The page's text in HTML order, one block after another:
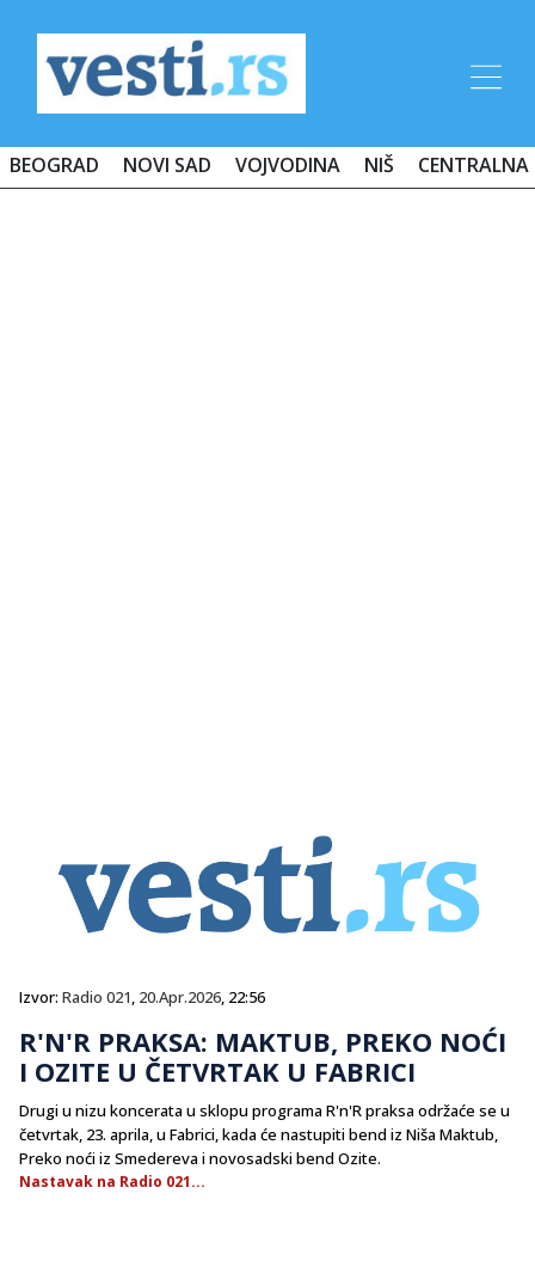
BEOGRAD NOVI SAD VOJVODINA NIŠ CENTRALNA
Izvor: Radio 021, 20.Apr.2026, 22:56
R'N'R PRAKSA: MAKTUB, PREKO NOĆI
I OZITE U ČETVRTAK U FABRICI
Drugi u nizu koncerata u sklopu programa R'n'R praksa održaće se u
četvrtak, 23. aprila, u Fabrici, kada će nastupiti bend iz Niša Maktub,
Preko noći iz Smedereva i novosadski bend Ozite.
Nastavak na Radio 021...